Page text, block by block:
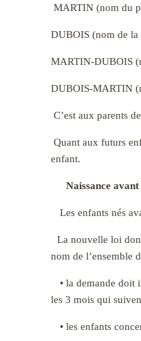
MARTIN (nom du
DUBOIS (nom de la
MARTIN-DUBOIS
DUBOIS-MARTIN
C’est aux parents
Quant aux futurs
enfant.
Naissance
Les enfants nés
La nouvelle loi
nom de l’ensemble
• la demande doit
les 3 mois qui
• les enfants